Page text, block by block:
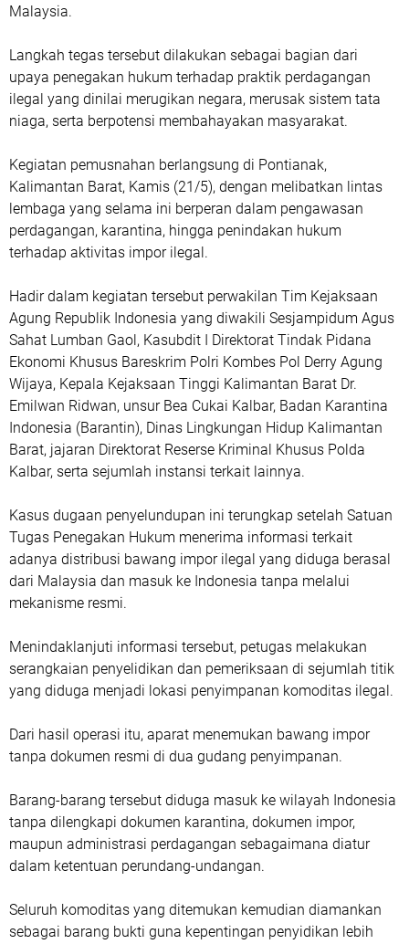
Malaysia.
Langkah tegas tersebut dilakukan sebagai bagian dari
upaya penegakan hukum terhadap praktik perdagangan
ilegal yang dinilai merugikan negara, merusak sistem tata
niaga, serta berpotensi membahayakan masyarakat.
Kegiatan pemusnahan berlangsung di Pontianak,
Kalimantan Barat, Kamis (21/5), dengan melibatkan lintas
lembaga yang selama ini berperan dalam pengawasan
perdagangan, karantina, hingga penindakan hukum
terhadap aktivitas impor ilegal.
Hadir dalam kegiatan tersebut perwakilan Tim Kejaksaan
Agung Republik Indonesia yang diwakili Sesjampidum Agus
Sahat Lumban Gaol, Kasubdit I Direktorat Tindak Pidana
Ekonomi Khusus Bareskrim Polri Kombes Pol Derry Agung
Wijaya, Kepala Kejaksaan Tinggi Kalimantan Barat Dr.
Emilwan Ridwan, unsur Bea Cukai Kalbar, Badan Karantina
Indonesia (Barantin), Dinas Lingkungan Hidup Kalimantan
Barat, jajaran Direktorat Reserse Kriminal Khusus Polda
Kalbar, serta sejumlah instansi terkait lainnya.
Kasus dugaan penyelundupan ini terungkap setelah Satuan
Tugas Penegakan Hukum menerima informasi terkait
adanya distribusi bawang impor ilegal yang diduga berasal
dari Malaysia dan masuk ke Indonesia tanpa melalui
mekanisme resmi.
Menindaklanjuti informasi tersebut, petugas melakukan
serangkaian penyelidikan dan pemeriksaan di sejumlah titik
yang diduga menjadi lokasi penyimpanan komoditas ilegal.
Dari hasil operasi itu, aparat menemukan bawang impor
tanpa dokumen resmi di dua gudang penyimpanan.
Barang-barang tersebut diduga masuk ke wilayah Indonesia
tanpa dilengkapi dokumen karantina, dokumen impor,
maupun administrasi perdagangan sebagaimana diatur
dalam ketentuan perundang-undangan.
Seluruh komoditas yang ditemukan kemudian diamankan
sebagai barang bukti guna kepentingan penyidikan lebih